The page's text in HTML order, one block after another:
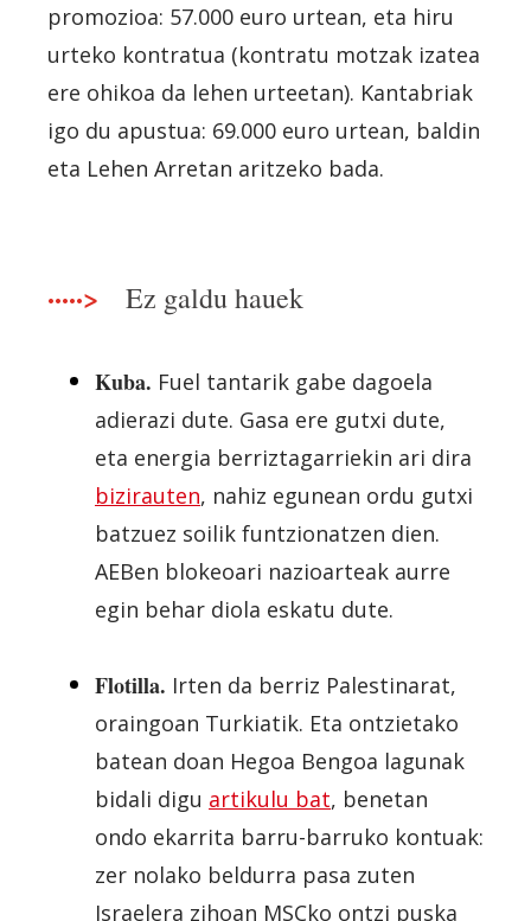
promozioa: 57.000 euro urtean, eta hiru
urteko kontratua (kontratu motzak izatea
ere ohikoa da lehen urteetan). Kantabriak
igo du apustua: 69.000 euro urtean, baldin
eta Lehen Arretan aritzeko bada.
·····> Ez galdu hauek
Kuba. Fuel tantarik gabe dagoela
adierazi dute. Gasa ere gutxi dute,
eta energia berriztagarriekin ari dira
bizirauten, nahiz egunean ordu gutxi
batzuez soilik funtzionatzen dien.
AEBen blokeoari nazioarteak aurre
egin behar diola eskatu dute.
Flotilla. Irten da berriz Palestinarat,
oraingoan Turkiatik. Eta ontzietako
batean doan Hegoa Bengoa lagunak
bidali digu artikulu bat, benetan
ondo ekarrita barru-barruko kontuak:
zer nolako beldurra pasa zuten
Israelera zihoan MSCko ontzi puska